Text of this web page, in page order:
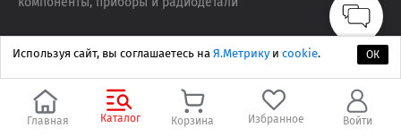
Главная Каталог Корзина Избранное Войти
ОК
Используя сайт, вы соглашаетесь на Я.Метрику и cookie.